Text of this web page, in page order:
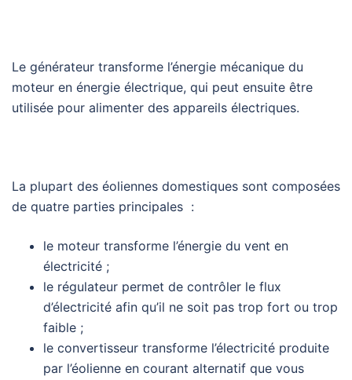
Le générateur transforme l’énergie mécanique du
moteur en énergie électrique, qui peut ensuite être
utilisée pour alimenter des appareils électriques.
La plupart des éoliennes domestiques sont composées
de quatre parties principales :
le moteur transforme l’énergie du vent en
électricité ;
le régulateur permet de contrôler le flux
d’électricité afin qu’il ne soit pas trop fort ou trop
faible ;
le convertisseur transforme l’électricité produite
par l’éolienne en courant alternatif que vous